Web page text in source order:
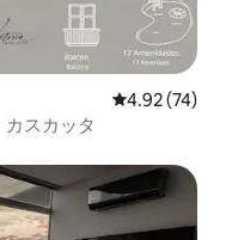
レビュー74
4.92 (74)
スカッタ